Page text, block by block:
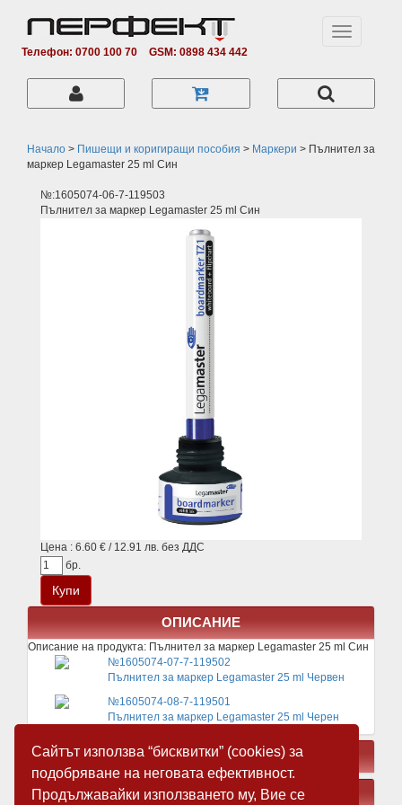
Сайтът използва “бисквитки” (cookies) за
подобряване на неговата ефективност.
Продължавайки използването му, Вие се
Телефон: 0700 100 70 GSM: 0898 434 442
Toggle
Начало > Пишещи и коригиращи пособия > Маркери > Пълнител за
маркер Legamaster 25 ml Син
№:1605074-06-7-119503
Пълнител за маркер Legamaster 25 ml Син
Цена : 6.60 € / 12.91 лв. без ДДС
бр.
ОПИСАНИЕ
Описание на продукта: Пълнител за маркер Legamaster 25 ml Син
№1605074-07-7-119502
Пълнител за маркер Legamaster 25 ml Червен
№1605074-08-7-119501
Пълнител за маркер Legamaster 25 ml Черен
СВЪРЗАНИ ПРОДУКТИ
ЗАМЕСТВАЩИ ПРОДУКТИ